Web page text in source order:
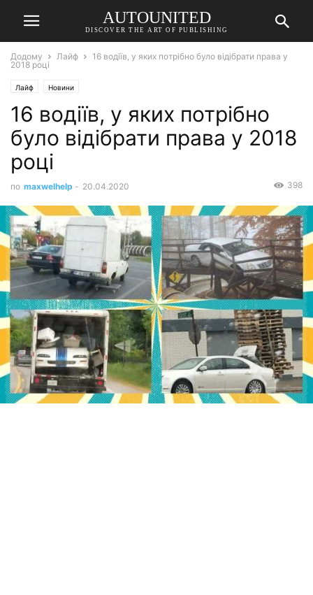
AUTOUNITED
DISCOVER THE ART OF PUBLISHING
Додому Лайф
16 водіїв, у яких потрібно було відібрати права у
2018 році
Лайф Новини
16 водіїв, у яких потрібно
було відібрати права у 2018
році
по maxwelhelp - 20.04.2020 398